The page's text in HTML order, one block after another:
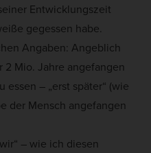
Entwicklungszeit
gegessen habe.
Angaben: Angeblich
2 Mio. Jahre angefangen
essen – „erst später“ (wie
der Mensch angefangen
– wie ich diesen